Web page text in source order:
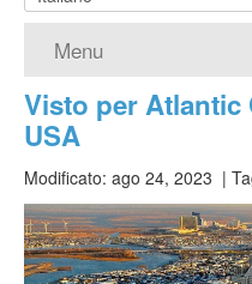
Menu
Home
Che cos'è l'ESTA?
Viaggio senza Visto
Visto per Atlantic
USA
Modificato: ago 24, 2023 |